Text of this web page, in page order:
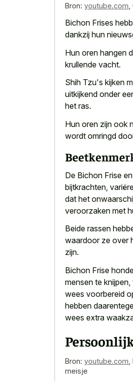
Bron: youtube.com
Bichon Frises
dankzij hun
Hun oren hangen
krullende vacht.
Shih Tzu's kijken
uitkijkend onder
het ras.
Hun oren zijn ook
wordt omringd
De Bichon Frise
bijtkrachten,
dat het
veroorzaken met
Beide rassen
waardoor ze over
zijn.
Bichon Frise
mensen te
wees voorbereid
hebben
wees extra
Bron: youtube.com
meisje